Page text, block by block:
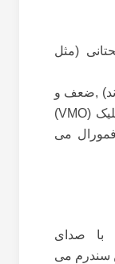
(مثل
,ضعف و
(
VMO
)
می
با صدای
سندرم می